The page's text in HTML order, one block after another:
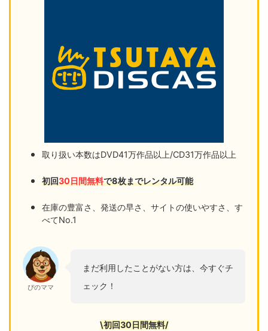
取り扱い本数はDVD41万作品以上/CD31万作品以上
初回30日間無料で8枚までレンタル可能
在庫の豊富さ、発送の早さ、サイトの使いやすさ、す
べてNo.1
ぴのママ
まだ利用したことがない方は、今すぐチ
ェック！
\初回30日間無料/